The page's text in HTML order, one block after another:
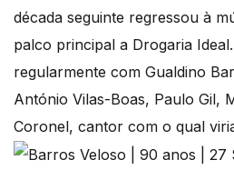
década seguinte regressou à
palco principal a Drogaria
regularmente com Gualdino
António Vilas-Boas, Paulo Gil,
Coronel, cantor com o qual